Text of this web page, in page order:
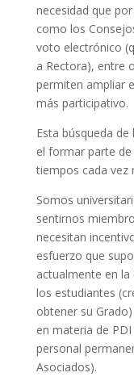
necesidad que
como los
voto electrónico
a Rectora), entre
permiten ampliar
más participativo.
Esta búsqueda
el formar parte
tiempos cada vez
Somos
sentirnos
necesitan
esfuerzo que
actualmente en
los estudiantes
obtener su
en materia de
personal
Asociados).